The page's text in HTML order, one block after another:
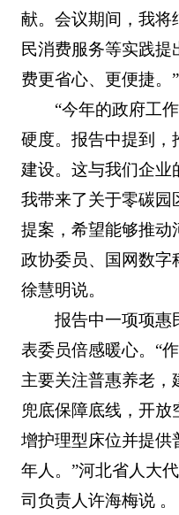
献。会议期间，我将
民消费服务等实践
费更省心、更便捷。”
“今年的政府工
硬度。报告中提到，
建设。这与我们企业
我带来了关于零碳园
提案，希望能够推动
政协委员、国网数字
徐慧明说。
报告中一项项惠
表委员倍感暖心。“
主要关注普惠养老，
兜底保障底线，开
增护理型床位并提供
年人。”河北省人大
司负责人许海梅说 。